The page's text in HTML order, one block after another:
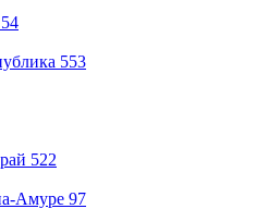
54
553
522
Амуре 97